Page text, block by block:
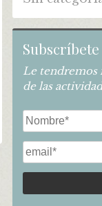
Le
de las